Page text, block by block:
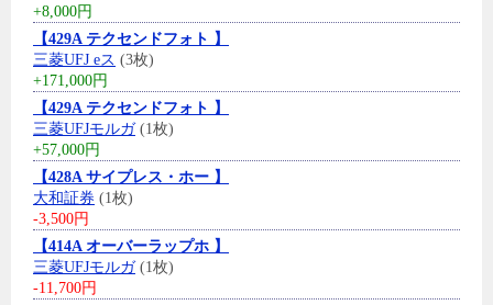
+8,000円
【429A テクセンドフォト 】
三菱UFJ eス (3枚)
+171,000円
【429A テクセンドフォト 】
三菱UFJモルガ(1枚)
+57,000円
【428A サイプレス・ホー 】
大和証券 (1枚)
-3,500円
【414A オーバーラップホ 】
三菱UFJモルガ(1枚)
-11,700円